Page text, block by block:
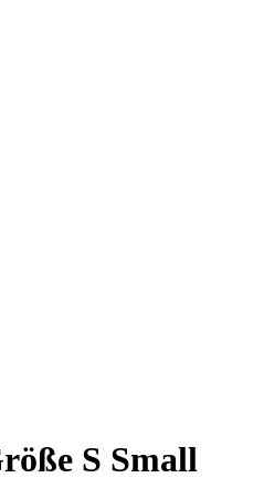
S Small